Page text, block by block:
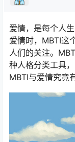
爱情，是每个人
爱情时，MBTI这
人们的关注。
种人格分类工具
MBTI与爱情究竟